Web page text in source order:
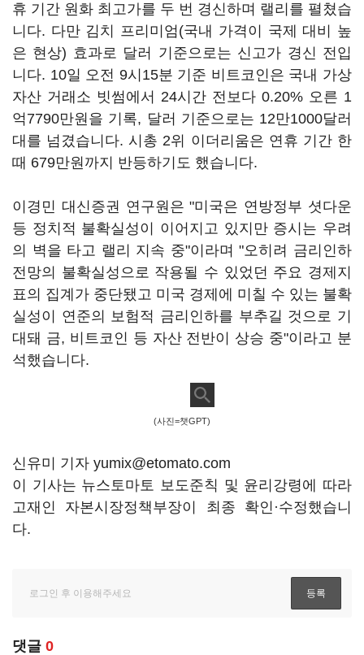
휴 기간 원화 최고가를 두 번 경신하며 랠리를 펼쳤습
니다. 다만 김치 프리미엄(국내 가격이 국제 대비 높
은 현상) 효과로 달러 기준으로는 신고가 경신 전입
니다. 10일 오전 9시15분 기준 비트코인은 국내 가상
자산 거래소 빗썸에서 24시간 전보다 0.20% 오른 1
억7790만원을 기록, 달러 기준으로는 12만1000달러
대를 넘겼습니다. 시총 2위 이더리움은 연휴 기간 한
때 679만원까지 반등하기도 했습니다.
이경민 대신증권 연구원은 "미국은 연방정부 셧다운
등 정치적 불확실성이 이어지고 있지만 증시는 우려
의 벽을 타고 랠리 지속 중"이라며 "오히려 금리인하
전망의 불확실성으로 작용될 수 있었던 주요 경제지
표의 집계가 중단됐고 미국 경제에 미칠 수 있는 불확
실성이 연준의 보험적 금리인하를 부추길 것으로 기
대돼 금, 비트코인 등 자산 전반이 상승 중"이라고 분
석했습니다.
(사진=챗GPT)
신유미 기자 yumix@etomato.com
이 기사는 뉴스토마토 보도준칙 및 윤리강령에 따라
고재인 자본시장정책부장이 최종 확인·수정했습니
다.
댓글 0